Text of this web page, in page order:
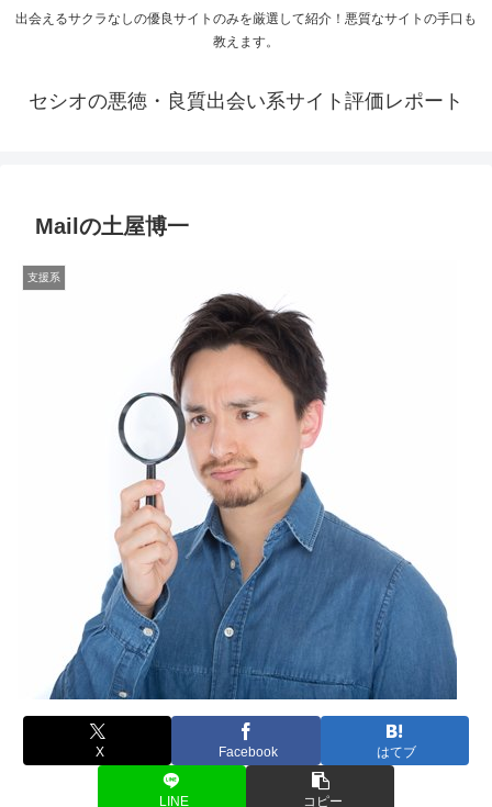
出会えるサクラなしの優良サイトのみを厳選して紹介！悪質なサイトの手口も
教えます。
セシオの悪徳・良質出会い系サイト評価レポート
Mailの土屋博一
支援系
X Facebook はてブ
LINE コピー